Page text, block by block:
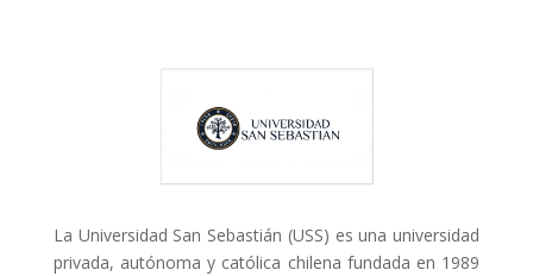
La Universidad San Sebastián (USS) es una universidad
privada, autónoma y católica chilena fundada en 1989